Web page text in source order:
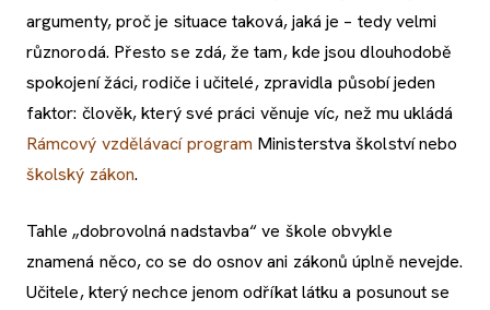
argumenty, proč je situace taková, jaká je – tedy velmi
různorodá. Přesto se zdá, že tam, kde jsou dlouhodobě
spokojení žáci, rodiče i učitelé, zpravidla působí jeden
faktor: člověk, který své práci věnuje víc, než mu ukládá
Rámcový vzdělávací program Ministerstva školství nebo
školský zákon.
Tahle „dobrovolná nadstavba“ ve škole obvykle
znamená něco, co se do osnov ani zákonů úplně nevejde.
Učitele, který nechce jenom odříkat látku a posunout se